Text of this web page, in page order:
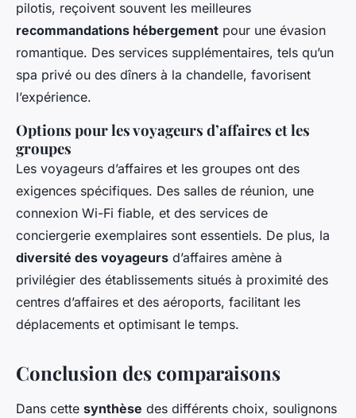
pilotis, reçoivent souvent les meilleures
recommandations hébergement pour une évasion
romantique. Des services supplémentaires, tels qu’un
spa privé ou des dîners à la chandelle, favorisent
l’expérience.
Options pour les voyageurs d’affaires et les
groupes
Les voyageurs d’affaires et les groupes ont des
exigences spécifiques. Des salles de réunion, une
connexion Wi-Fi fiable, et des services de
conciergerie exemplaires sont essentiels. De plus, la
diversité des voyageurs d’affaires amène à
privilégier des établissements situés à proximité des
centres d’affaires et des aéroports, facilitant les
déplacements et optimisant le temps.
Conclusion des comparaisons
Dans cette synthèse des différents choix, soulignons